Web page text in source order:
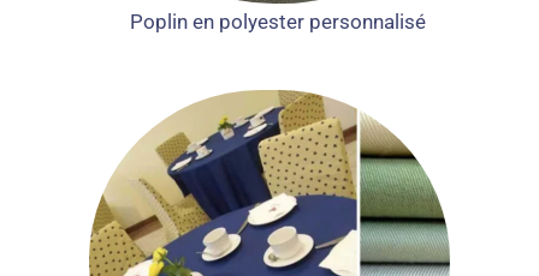
Poplin en polyester personnalisé